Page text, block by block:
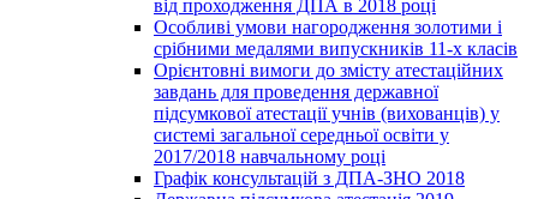
від проходження ДПА в 2018 році
Особливі умови нагородження золотими і
срібними медалями випускників 11-х класів
Орієнтовні вимоги до змісту атестаційних
завдань для проведення державної
підсумкової атестації учнів (вихованців) у
системі загальної середньої освіти у
2017/2018 навчальному році
Графік консультацій з ДПА-ЗНО 2018